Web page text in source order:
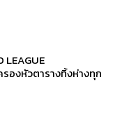
LEAGUE
องหัวตารางทิ้งห่างทุก